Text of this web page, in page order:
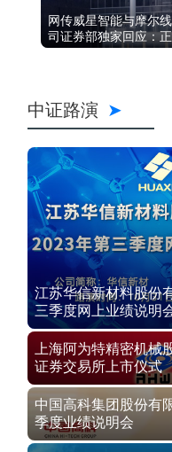
网传威星智能与摩尔
司证券部独家回应：
中证路演
江苏华信新材料股份
三季度网上业绩说明
上海阿为特精密机械
证券交易所上市仪式
中国高科集团股份有
季度业绩说明会